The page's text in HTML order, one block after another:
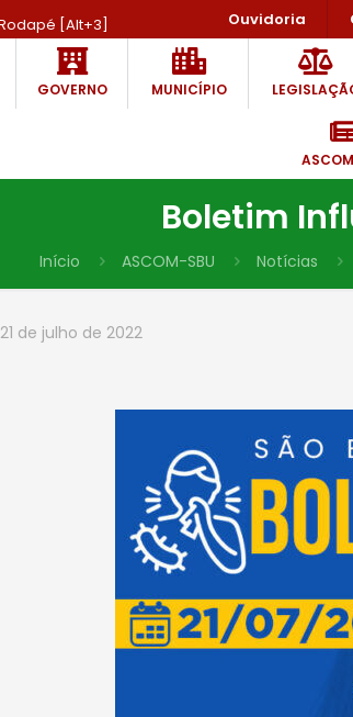
[Alt+3] Ouvidoria
GOVERNO MUNICÍPIO
Boletim
Início ASCOM-SBU Notícias
21 de julho de 2022